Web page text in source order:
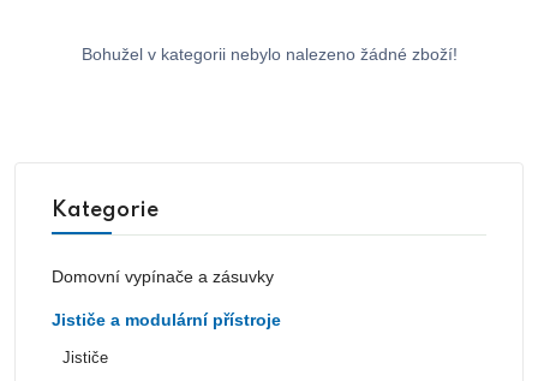
Bohužel v kategorii nebylo nalezeno žádné zboží!
Kategorie
Domovní vypínače a zásuvky
Jističe a modulární přístroje
Jističe